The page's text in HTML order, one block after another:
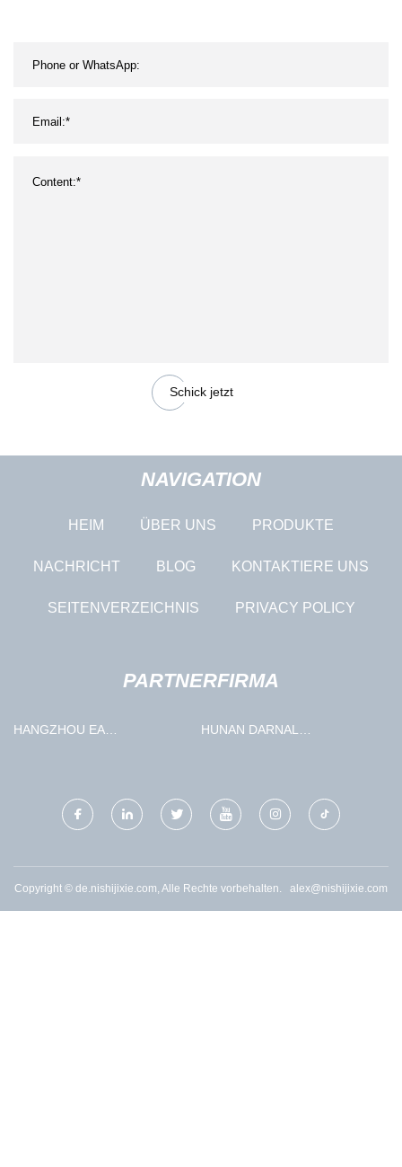
Schick jetzt
NAVIGATION
HEIM ÜBER UNS PRODUKTE
NACHRICHT BLOG KONTAKTIERE UNS
SEITENVERZEICHNIS PRIVACY POLICY
PARTNERFIRMA
HANGZHOU EA
HUNAN DARNAL
Copyright © de.nishijixie.com, Alle Rechte vorbehalten. alex@nishijixie.com